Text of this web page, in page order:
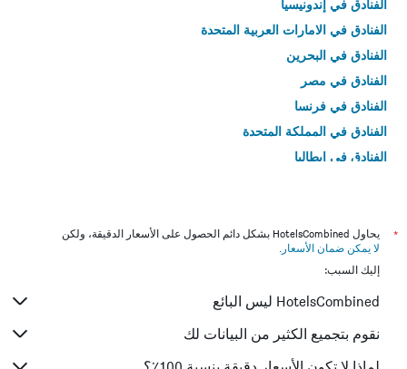
الفنادق في إندونيسيا
الفنادق في الامارات العربية المتحدة
الفنادق في البحرين
الفنادق في مصر
الفنادق في فرنسا
الفنادق في المملكة المتحدة
الفنادق في إيطاليا
*
يحاول HotelsCombined بشكل دائم الحصول على الأسعار الدقيقة، ولكن
لا يمكن ضمان الأسعار .
إليك السبب:
HotelsCombined ليس البائع
نقوم بتجميع الكثير من البيانات لك